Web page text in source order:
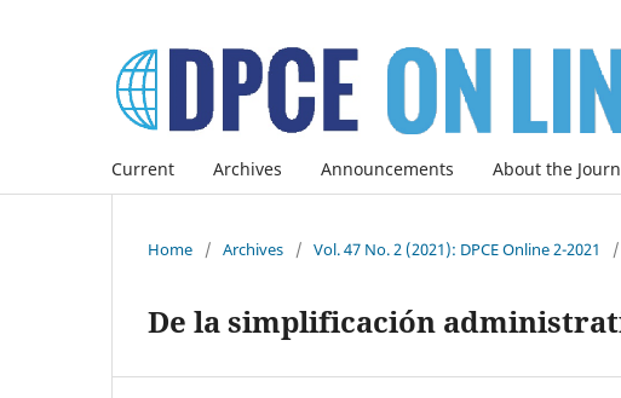
Current Archives Announcements About the
Home / Archives / Vol. 47 No. 2 (2021): DPCE Online 2-2021 /
De la simplificación